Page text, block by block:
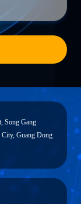
Song Gang
Guang Dong